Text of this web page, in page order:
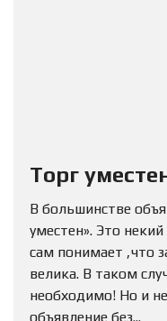
Торг
В большинстве
уместен». Это
сам понимает ,что
велика. В таком
необходимо! Но и
объявление без...